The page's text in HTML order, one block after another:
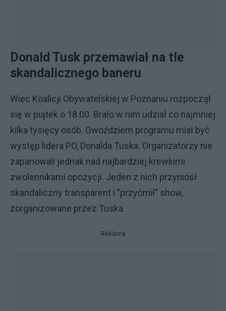
Donald Tusk przemawiał na tle
skandalicznego baneru
Wiec Koalicji Obywatelskiej w Poznaniu rozpoczął
się w piątek o 18.00. Brało w nim udział co najmniej
kilka tysięcy osób. Gwoździem programu miał być
występ lidera PO, Donalda Tuska. Organizatorzy nie
zapanowali jednak nad najbardziej krewkimi
zwolennikami opozycji. Jeden z nich przyniósł
skandaliczny transparent i "przyćmił" show,
zorganizowane przez Tuska.
Reklama